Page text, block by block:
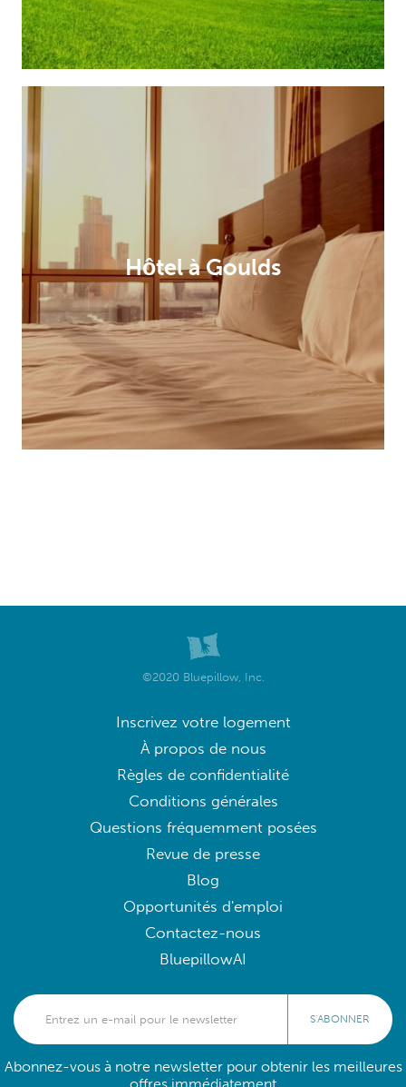
Hôtel à Goulds
©2020 Bluepillow, Inc.
Inscrivez votre logement
À propos de nous
Règles de confidentialité
Conditions générales
Questions fréquemment posées
Revue de presse
Blog
Opportunités d'emploi
Contactez-nous
BluepillowAI
S'ABONNER
Abonnez-vous à notre newsletter pour obtenir les meilleures
offres immédiatement